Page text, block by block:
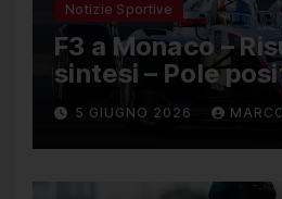
Notizie Sportive
F3 a Monaco –
sintesi – Pole
Nael, Bruno del
5 GIUGNO 2026